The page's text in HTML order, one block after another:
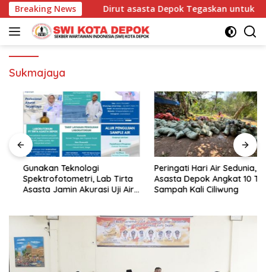
Langsung
ke
konten
Breaking News
IPO Dirut asasta Depok Tegaskan untuk
Sukmajaya
Gunakan Teknologi
Spektrofotometri, Lab Tirta
Asasta Jamin Akurasi Uji Air
Peringati Hari Air Sedunia,
Asasta Depok Angkat 10 Ton
Sampah Kali Ciliwung